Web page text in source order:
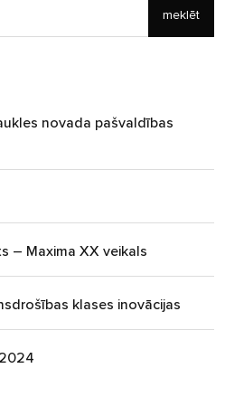
meklēt
novada pašvaldības
– Maxima XX veikals
klases inovācijas